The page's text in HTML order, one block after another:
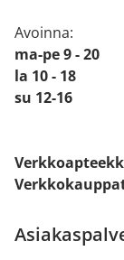
Avoinna:
ma-pe 9 - 20
la 10 - 18
su 12-16